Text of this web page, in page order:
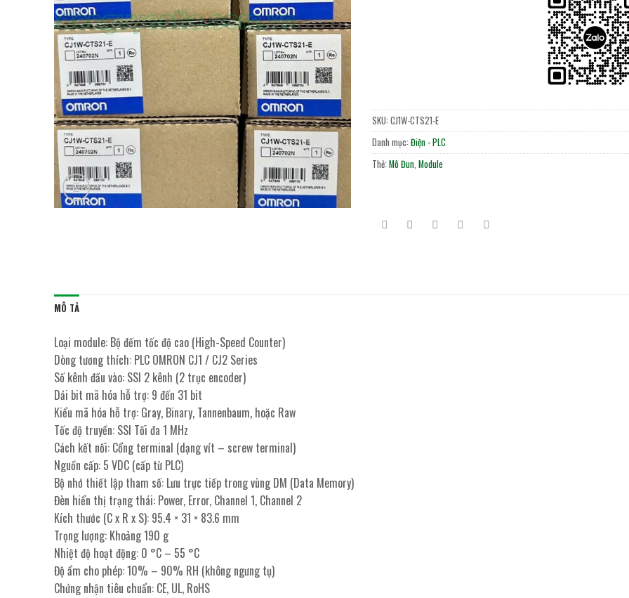
SKU:CJ1W-CTS21-E
Danh mục:Điện - PLC
Thẻ:Mô Đun,Module
MÔ TẢ
Loại module: Bộ đếm tốc độ cao (High-Speed Counter)
Dòng tương thích: PLC OMRON CJ1 / CJ2 Series
Số kênh đầu vào: SSI 2 kênh (2 trục encoder)
Dải bit mã hóa hỗ trợ: 9 đến 31 bit
Kiểu mã hóa hỗ trợ: Gray, Binary, Tannenbaum, hoặc Raw
Tốc độ truyền: SSI Tối đa 1 MHz
Cách kết nối: Cổng terminal (dạng vít – screw terminal)
Nguồn cấp: 5 VDC (cấp từ PLC)
Bộ nhớ thiết lập tham số: Lưu trực tiếp trong vùng DM (Data Memory)
Đèn hiển thị trạng thái: Power, Error, Channel 1, Channel 2
Kích thước (C x R x S): 95.4 × 31 × 83.6 mm
Trọng lượng: Khoảng 190 g
Nhiệt độ hoạt động: 0 °C – 55 °C
Độ ẩm cho phép: 10% – 90% RH (không ngưng tụ)
Chứng nhận tiêu chuẩn: CE, UL, RoHS